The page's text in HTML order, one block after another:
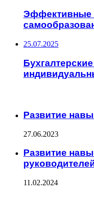
Эффективные
25.07.2025
Развитие
27.06.2023
Развитие
11.02.2024